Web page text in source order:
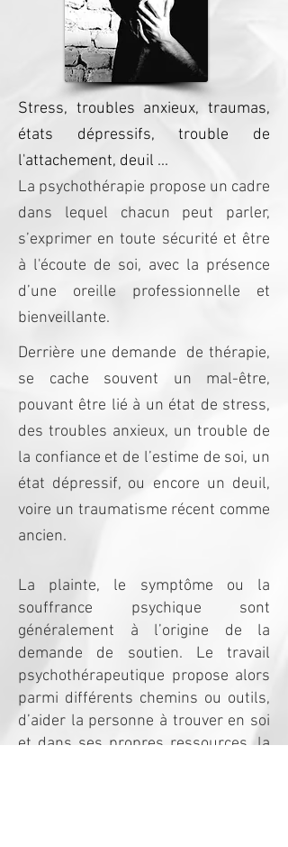
Stress, troubles anxieux, traumas,
états dépressifs, trouble de
l'attachement, deuil ...
La psychothérapie propose un cadre
dans lequel chacun peut parler,
s’exprimer en toute sécurité et être
à l'écoute de soi, avec la présence
d’une oreille professionnelle et
bienveillante.
Derrière une demande de thérapie,
se cache souvent un mal-être,
pouvant être lié à un état de stress,
des troubles anxieux, un trouble de
la confiance et de l’estime de soi, un
état dépressif, ou encore un deuil,
voire un traumatisme récent comme
ancien.
La plainte, le symptôme ou la
souffrance psychique sont
généralement à l’origine de la
demande de soutien. Le travail
psychothérapeutique propose alors
parmi différents chemins ou outils,
d’aider la personne à trouver en soi
et dans ses propres ressources, la